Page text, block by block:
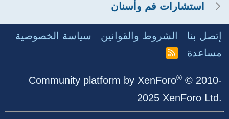
استشارات فم وأسنان
إتصل بنا الشروط والقوانين
سياسة الخصوصية
مساعدة
R
Community platform by XenForo® © 2010-
2025 XenForo Ltd.